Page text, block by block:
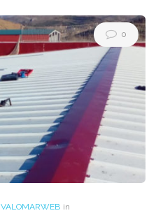
0
VALOMARWEB in